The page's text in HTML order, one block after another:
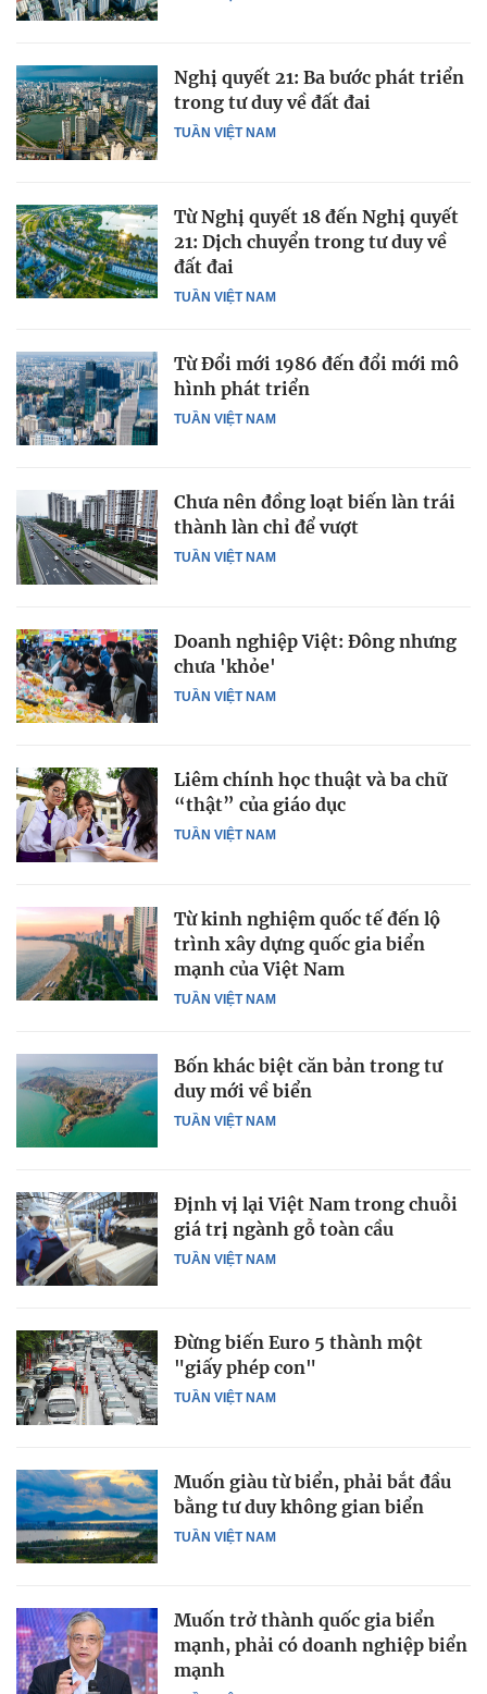
TUẦN VIỆT NAM
Nghị quyết 21: Ba bước phát triển
trong tư duy về đất đai
TUẦN VIỆT NAM
Từ Nghị quyết 18 đến Nghị quyết
21: Dịch chuyển trong tư duy về
đất đai
TUẦN VIỆT NAM
Từ Đổi mới 1986 đến đổi mới mô
hình phát triển
TUẦN VIỆT NAM
Chưa nên đồng loạt biến làn trái
thành làn chỉ để vượt
TUẦN VIỆT NAM
Doanh nghiệp Việt: Đông nhưng
chưa 'khỏe'
TUẦN VIỆT NAM
Liêm chính học thuật và ba chữ
“thật” của giáo dục
TUẦN VIỆT NAM
Từ kinh nghiệm quốc tế đến lộ
trình xây dựng quốc gia biển
mạnh của Việt Nam
TUẦN VIỆT NAM
Bốn khác biệt căn bản trong tư
duy mới về biển
TUẦN VIỆT NAM
Định vị lại Việt Nam trong chuỗi
giá trị ngành gỗ toàn cầu
TUẦN VIỆT NAM
Đừng biến Euro 5 thành một
"giấy phép con"
TUẦN VIỆT NAM
Muốn giàu từ biển, phải bắt đầu
bằng tư duy không gian biển
Muốn trở thành quốc gia biển
mạnh, phải có doanh nghiệp biển
mạnh